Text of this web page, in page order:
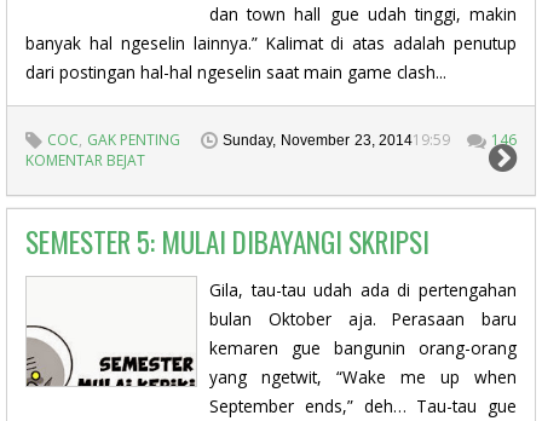
dan town hall gue udah tinggi, makin
banyak hal ngeselin lainnya.” Kalimat di atas adalah penutup
dari postingan hal-hal ngeselin saat main game clash...
COC, GAK PENTING Sunday, November 23, 201419:59
146
KOMENTAR BEJAT
SEMESTER 5: MULAI DIBAYANGI SKRIPSI
Gila, tau-tau udah ada di pertengahan
bulan Oktober aja. Perasaan baru
kemaren gue bangunin orang-orang
yang ngetwit, “Wake me up when
September ends,” deh… Tau-tau gue